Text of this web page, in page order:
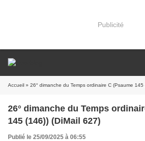
Publicité
Accueil » 26° dimanche du Temps ordinaire C (Psaume 145
26° dimanche du Temps
145 (146)) (DiMail 627)
Publié le 25/09/2025 à 06:55